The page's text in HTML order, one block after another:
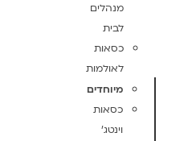
מנהלים
לבית
כסאות
לאולמות
מיוחדים
כסאות
וינטג'